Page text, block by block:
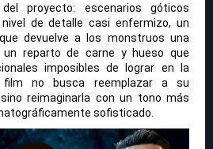
proyecto: escenarios góticos
de detalle casi enfermizo, un
devuelve a los monstruos una
un reparto de carne y hueso que
imposibles de lograr en la
film no busca reemplazar a su
reimaginarla con un tono más
sofisticado.